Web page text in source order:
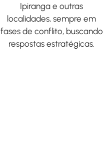
Ipiranga e outras
localidades, sempre em
fases de conflito, buscando
respostas estratégicas.